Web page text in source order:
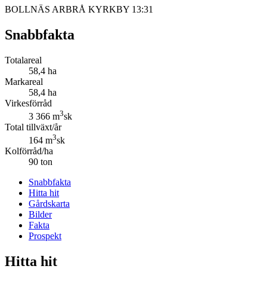
BOLLNÄS ARBRÅ KYRKBY 13:31
Snabbfakta
Totalareal
58,4 ha
Markareal
58,4 ha
Virkesförråd
3 366 m3sk
Total tillväxt/år
164 m3sk
Kolförråd/ha
90 ton
Snabbfakta
Hitta hit
Gårdskarta
Bilder
Fakta
Prospekt
Hitta hit